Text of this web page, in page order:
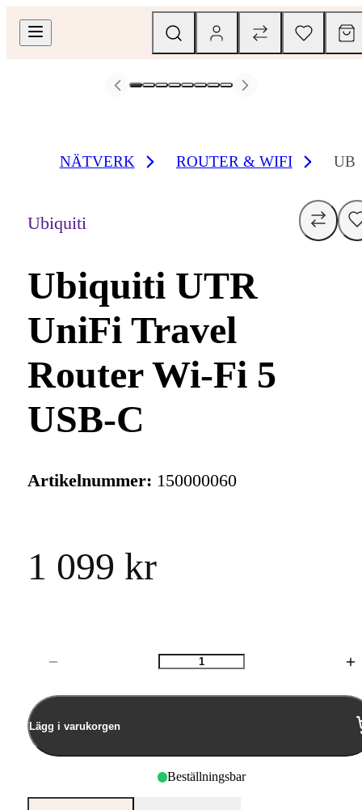
NÄTVERK ROUTER & WIFI
Ubiquiti
Ubiquiti UTR
UniFi Travel
Router Wi-Fi 5
USB-C
Artikelnummer: 150000060
1 099 kr
Antal
Lägg i varukorgen
Beställningsbar